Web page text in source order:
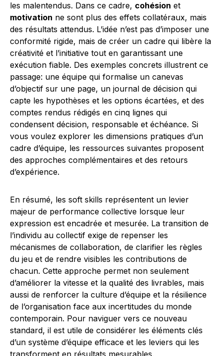
les malentendus. Dans ce cadre, cohésion et
motivation ne sont plus des effets collatéraux, mais
des résultats attendus. L’idée n’est pas d’imposer une
conformité rigide, mais de créer un cadre qui libère la
créativité et l’initiative tout en garantissant une
exécution fiable. Des exemples concrets illustrent ce
passage: une équipe qui formalise un canevas
d’objectif sur une page, un journal de décision qui
capte les hypothèses et les options écartées, et des
comptes rendus rédigés en cinq lignes qui
condensent décision, responsable et échéance. Si
vous voulez explorer les dimensions pratiques d’un
cadre d’équipe, les ressources suivantes proposent
des approches complémentaires et des retours
d’expérience.
En résumé, les soft skills représentent un levier
majeur de performance collective lorsque leur
expression est encadrée et mesurée. La transition de
l’individu au collectif exige de repenser les
mécanismes de collaboration, de clarifier les règles
du jeu et de rendre visibles les contributions de
chacun. Cette approche permet non seulement
d’améliorer la vitesse et la qualité des livrables, mais
aussi de renforcer la culture d’équipe et la résilience
de l’organisation face aux incertitudes du monde
contemporain. Pour naviguer vers ce nouveau
standard, il est utile de considérer les éléments clés
d’un système d’équipe efficace et les leviers qui les
transforment en résultats mesurables.